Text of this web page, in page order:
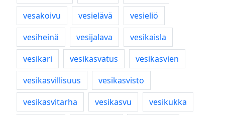
vesakoivu
vesielävä
vesieliö
vesiheinä
vesijalava
vesikaisla
vesikari
vesikasvatus
vesikasvien
vesikasvillisuus
vesikasvisto
vesikasvitarha
vesikasvu
vesikukka